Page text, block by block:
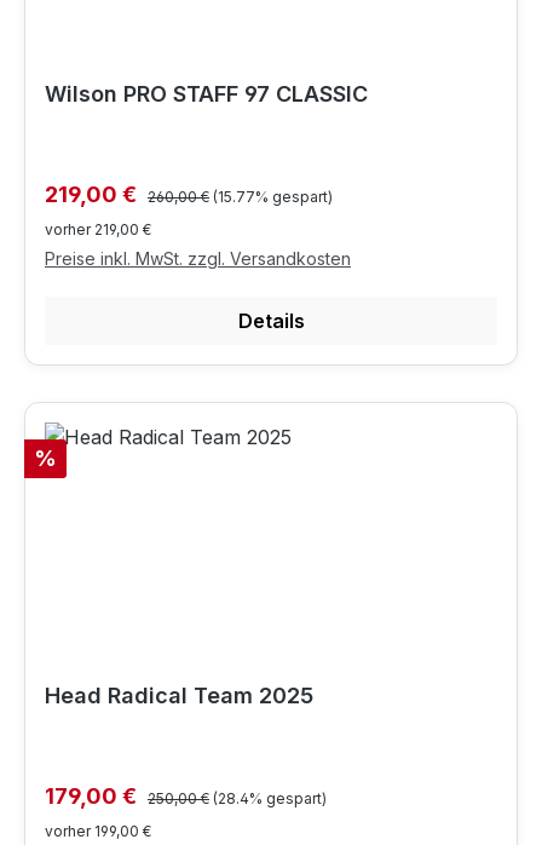
Wilson PRO STAFF 97 CLASSIC
Verkaufspreis:
219,00 € Regulärer Preis:
260,00 € (15.77% gespart)
vorher 219,00 €
Preise inkl. MwSt. zzgl. Versandkosten
Details
Rabatt
%
Head Radical Team 2025
Verkaufspreis:
179,00 € Regulärer Preis:
250,00 € (28.4% gespart)
vorher 199,00 €